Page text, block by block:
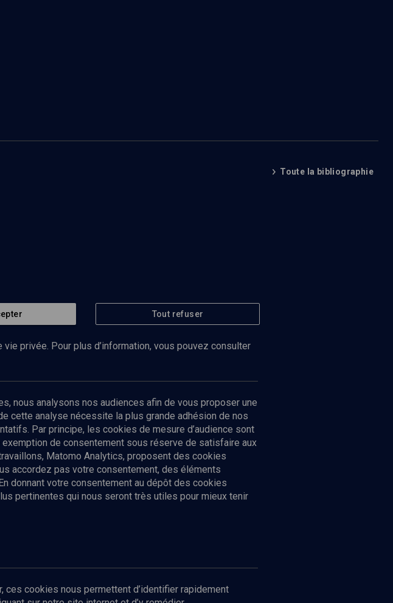
Toute la bibliographie
Envoyer
de protection des données
légales
Tout refuser
privée. Pour plus d’information, vous pouvez consulter
nous analysons nos audiences afin de vous proposer une
cette analyse nécessite la plus grande adhésion de nos
Par principe, les cookies de mesure d’audience sont
de consentement sous réserve de satisfaire aux
Matomo Analytics, proposent des cookies
accordez pas votre consentement, des éléments
donnant votre consentement au dépôt des cookies
pertinentes qui nous seront très utiles pour mieux tenir
ces cookies nous permettent d’identifier rapidement